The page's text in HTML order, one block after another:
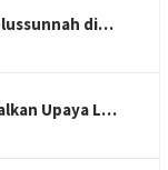
di…
Upaya L…